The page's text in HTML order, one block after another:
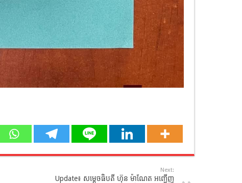
Next:
Update៖​ សម្ដេចធិបតី​ ហ៊ុន​ ម៉ាណែត​ អញ្ជើញ​